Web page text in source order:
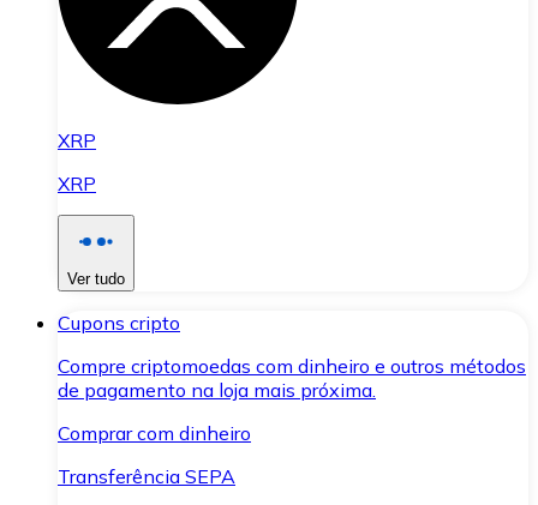
XRP
XRP
Ver tudo
Cupons cripto
Compre criptomoedas com dinheiro e outros métodos
de pagamento na loja mais próxima.
Comprar com dinheiro
Transferência SEPA